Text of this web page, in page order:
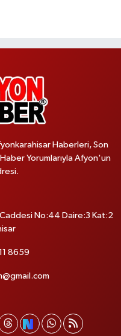
Haberleri, Son
Yorumlarıyla Afyon'un
Caddesi No:44 Daire:3 Kat:2
8659